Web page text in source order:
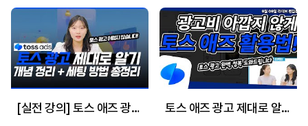
[실전 강의] 토스 애즈 광고 세팅 완벽 가이드-토스에서 광고하기 전 꼭 알아야 할 개념 & 설정 방법 토스 애즈 광고 제대로 알기: 개념 정리 + 세팅 방법 총정리